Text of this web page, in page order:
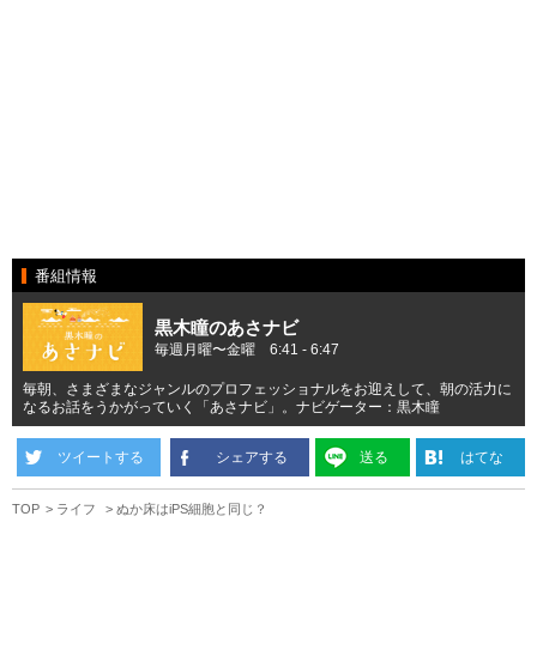
番組情報
黒木瞳のあさナビ
毎週月曜〜金曜 6:41 - 6:47
毎朝、さまざまなジャンルのプロフェッショナルをお迎えして、朝の活力に
なるお話をうかがっていく「あさナビ」。ナビゲーター：黒木瞳
ツイートする シェアする 送る はてな
TOP ライフ ぬか床はiPS細胞と同じ？